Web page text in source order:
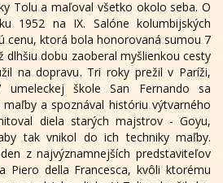
Tolu a maľoval všetko okolo seba. O
1952 na IX. Salóne kolumbijských
cenu, ktorá bola honorovaná sumou 7
dlhšiu dobu zaoberal myšlienkou cesty
na dopravu. Tri roky prežil v Paríži,
umeleckej škole San Fernando sa
a spoznával históriu výtvarného
diela starých majstrov - Goyu,
tak vnikol do ich techniky maľby.
z najvýznamnejších predstaviteľov
Piero della Francesca, kvôli ktorému